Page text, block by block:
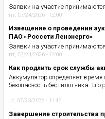
Заявки на участие
пт, 07/24/2026 - 12:00
Извещение о проведении
ПАО «Россети Ленэнерго»
Заявки на участие
пт, 07/24/2026 - 12:00
Как продлить срок службы
Аккумулятор определяет время
безопасность беспилотника. Его
чт, 07/23/2026 - 11:45
Завершение строительства